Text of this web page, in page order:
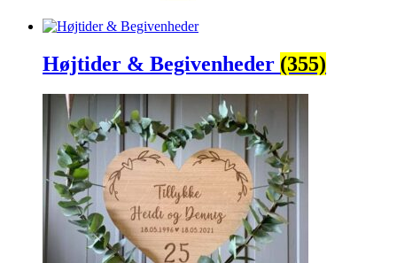
Højtider & Begivenheder (355)